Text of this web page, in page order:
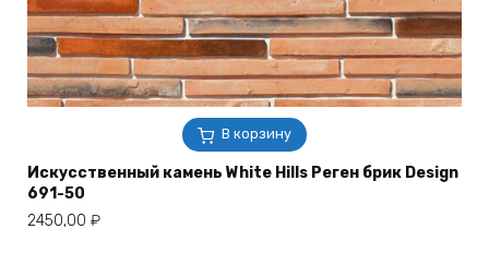
В корзину
Искусственный камень White Hills Реген брик Design
691-50
2450,00 ₽